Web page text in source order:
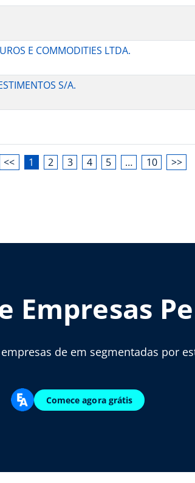
E COMMODITIES LTDA.
S/A.
<< 1 2 3 4 5 … 10 >>
Empresas
de em segmentadas por
Comece agora grátis